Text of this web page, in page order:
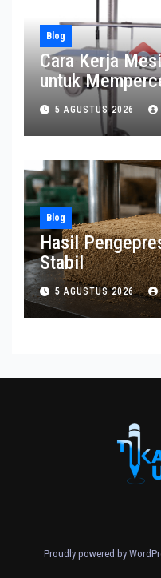
Blog
Cara Kerja
untuk
Pengemasan
5 AGUSTUS 2026
Blog
Hasil
Stabil
5 AGUSTUS 2026
Proudly powered by